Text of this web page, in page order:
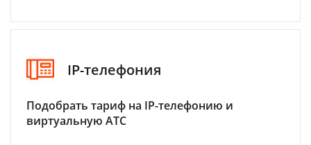
IP-телефония
Подобрать тариф на IP-телефонию и
виртуальную АТС